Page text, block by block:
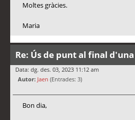
Moltes gràcies.
Maria
Re: Ús de punt al final
Data: dg. des. 03, 2023 11:12 am
Autor: Jaen (Entrades: 3)
Bon dia,